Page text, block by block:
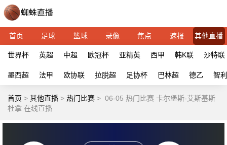
首页 足球 篮球 录像 焦点 速报 其他直播
世界杯 英超 中超 欧冠杯 亚精英 西甲 韩K联 沙特联
墨西超 法甲 欧协联 拉脱超 足协杯 巴林超 德乙 智
首页 > 其他直播 > 热门比赛 > 06-05 热门比赛 卡尔堡斯-艾斯基斯
杜拿 在线直播